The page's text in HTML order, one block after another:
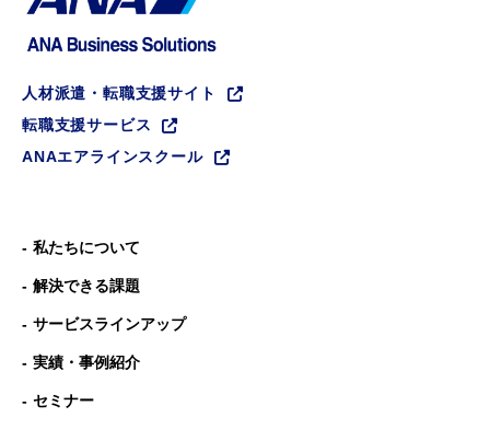
お知らせ
企業情報
人材派遣・転職支援サイト
転職支援サービス
ANAエアラインスクール
私たちについて
解決できる課題
サービスラインアップ
実績・事例紹介
セミナー